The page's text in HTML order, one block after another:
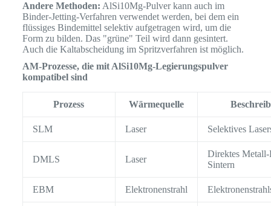
Andere Methoden: AlSi10Mg-Pulver kann auch im
Binder-Jetting-Verfahren verwendet werden, bei dem ein
flüssiges Bindemittel selektiv aufgetragen wird, um die
Form zu bilden. Das "grüne" Teil wird dann gesintert.
Auch die Kaltabscheidung im Spritzverfahren ist möglich.
AM-Prozesse, die mit AlSi10Mg-Legierungspulver
kompatibel sind
Prozess Wärmequelle
SLM Laser Selektives
DMLS Laser
Direktes Metall-
Sintern
EBM Elektronenstrahl